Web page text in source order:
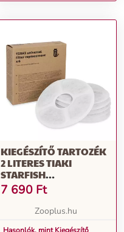
KIEGÉSZÍTŐ TARTOZÉK
2 LITERES TIAKI
STARFISH
ROZSDAMENTES ACÉL
MACSKA
ITATÓKÚTHOZ: 6DB
7 690 Ft
Zooplus.hu